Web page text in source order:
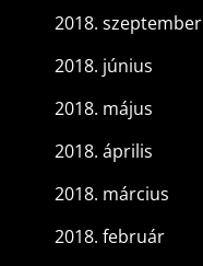
2018. szeptember
2018. június
2018. május
2018. április
2018. március
2018. február